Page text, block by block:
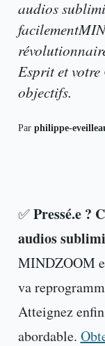
audios
Esprit et votre
objectifs.
Par philippe-
✅Pressé.e ?
audios
MINDZOOM
va
Atteignez
abordable.